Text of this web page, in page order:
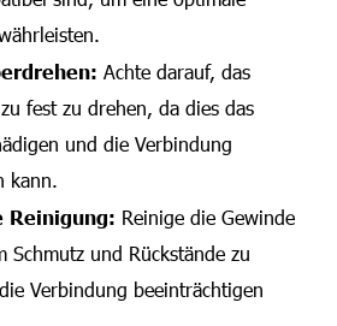
Achte darauf, das
fest zu drehen, da dies das
und die Verbindung
kann.
Reinigung: Reinige die Gewinde
Schmutz und Rückstände zu
Verbindung beeinträchtigen